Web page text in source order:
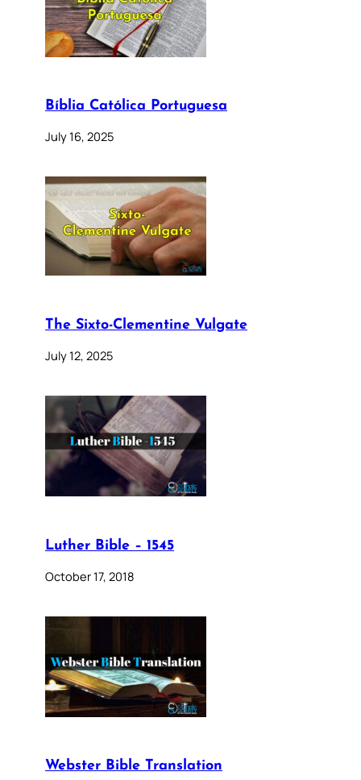
Bíblia Católica Portuguesa
July 16, 2025
The Sixto-Clementine Vulgate
July 12, 2025
Luther Bible – 1545
October 17, 2018
Webster Bible Translation